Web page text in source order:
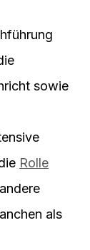
sowie
Rolle
als